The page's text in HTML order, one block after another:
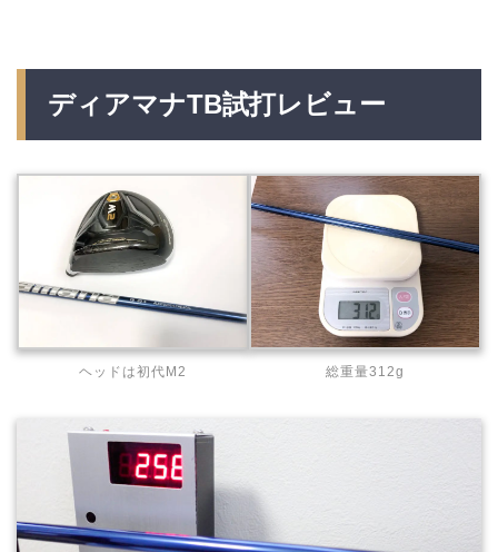
ディアマナTB試打レビュー
ヘッドは初代M2 総重量312g